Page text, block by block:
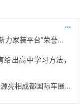
...
力家装平台”荣誉...
出高中学习方法，
亮相成都国际车展...